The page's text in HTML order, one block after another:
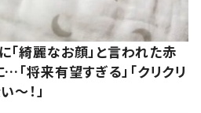
綺麗なお顔」と言われた赤
将来有望すぎる」「クリクリ
～！」